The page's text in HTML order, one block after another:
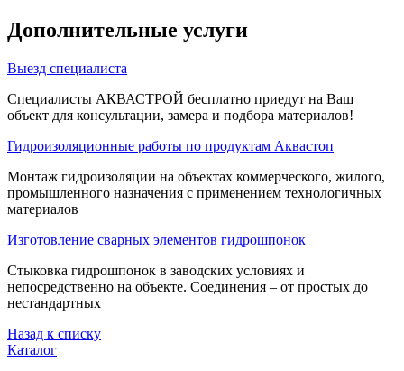
Дополнительные услуги
Выезд специалиста
Специалисты АКВАСТРОЙ бесплатно приедут на Ваш
объект для консультации, замера и подбора материалов!
Гидроизоляционные работы по продуктам Аквастоп
Монтаж гидроизоляции на объектах коммерческого, жилого,
промышленного назначения с применением технологичных
материалов
Изготовление сварных элементов гидрошпонок
Стыковка гидрошпонок в заводских условиях и
непосредственно на объекте. Соединения – от простых до
нестандартных
Назад к списку
Каталог